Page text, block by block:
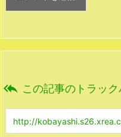
 この記事のトラッ